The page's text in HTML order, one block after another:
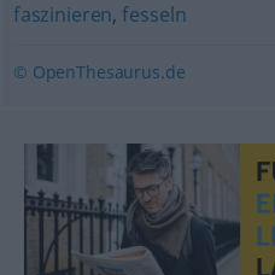
faszinieren,fesseln
© OpenThesaurus.de